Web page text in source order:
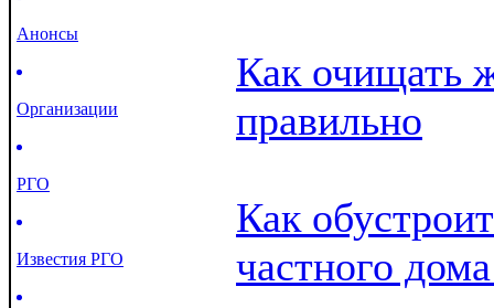
Анонсы
Организации
РГО
Известия РГО
Как очищать
правильно
Как
частного